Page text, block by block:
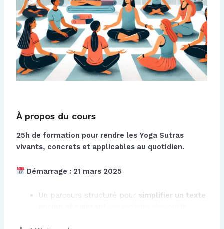
À propos du cours
25h de formation pour rendre les Yoga Sutras
vivants, concrets et applicables au quotidien.
Démarrage : 21 mars 2025
Un parcours structuré pour simplifier un texte